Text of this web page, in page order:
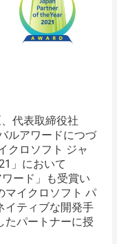
代表取締役社
ルアワードにつづ
クロソフト ジャ
」において
ワード」も受賞い
マイクロソフト パ
イティブな開発手
たパートナーに授